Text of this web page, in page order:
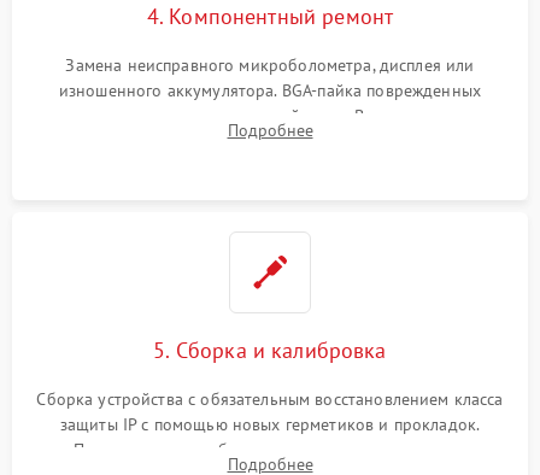
4. Компонентный ремонт
Замена неисправного микроболометра, дисплея или
изношенного аккумулятора. BGA-пайка поврежденных
контроллеров на материнской плате. Восстановление
разъемов и кнопок, замена поврежденных элементов
Подробнее
5. Сборка и калибровка
Сборка устройства с обязательным восстановлением класса
защиты IP с помощью новых герметиков и прокладок.
Программная калибровка матрицы по эталонному
Подробнее